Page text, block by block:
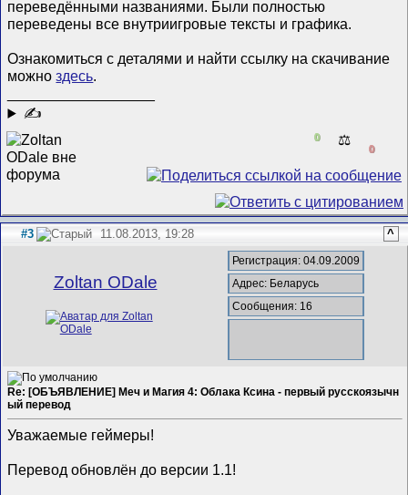
переведёнными названиями. Были полностью
переведены все внутриигровые тексты и графика.
Ознакомиться с деталями и найти ссылку на скачивание
можноздесь.
✍
0 ⚖️
0
#3 11.08.2013, 19:28 ^
Zoltan ODale
Регистрация: 04.09.2009
Адрес: Беларусь
Сообщения: 16
Re: [ОБЪЯВЛЕНИЕ] Меч и Магия 4: Облака Ксина - первый русскоязычн
ый перевод
Уважаемые геймеры!
Перевод обновлён до версии 1.1!